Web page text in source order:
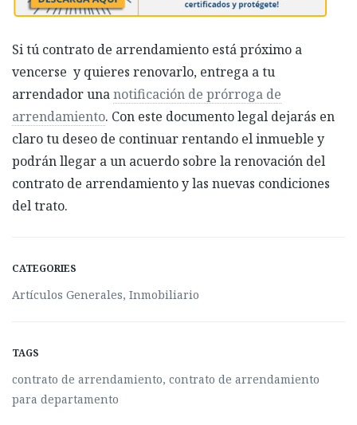
Si tú contrato de arrendamiento está próximo a
vencerse y quieres renovarlo, entrega a tu
arrendador unanotificación de prórroga de
arrendamiento. Con este documento legal dejarás en
claro tu deseo de continuar rentando el inmueble y
podrán llegar a un acuerdo sobre la renovación del
contrato de arrendamiento y las nuevas condiciones
del trato.
CATEGORIES
Artículos Generales, Inmobiliario
TAGS
contrato de arrendamiento, contrato de arrendamiento
para departamento